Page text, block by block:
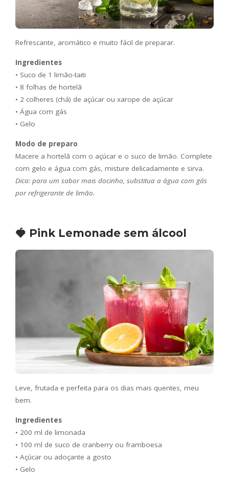
Refrescante, aromático e muito fácil de preparar.
Ingredientes
• Suco de 1 limão-taiti
• 8 folhas de hortelã
• 2 colheres (chá) de açúcar ou xarope de açúcar
• Água com gás
• Gelo
Modo de preparo
Macere a hortelã com o açúcar e o suco de limão. Complete
com gelo e água com gás, misture delicadamente e sirva.
Dica: para um sabor mais docinho, substitua a água com gás
por refrigerante de limão.
🍓 Pink Lemonade sem álcool
Leve, frutada e perfeita para os dias mais quentes, meu
bem.
Ingredientes
• 200 ml de limonada
• 100 ml de suco de cranberry ou framboesa
• Açúcar ou adoçante a gosto
• Gelo